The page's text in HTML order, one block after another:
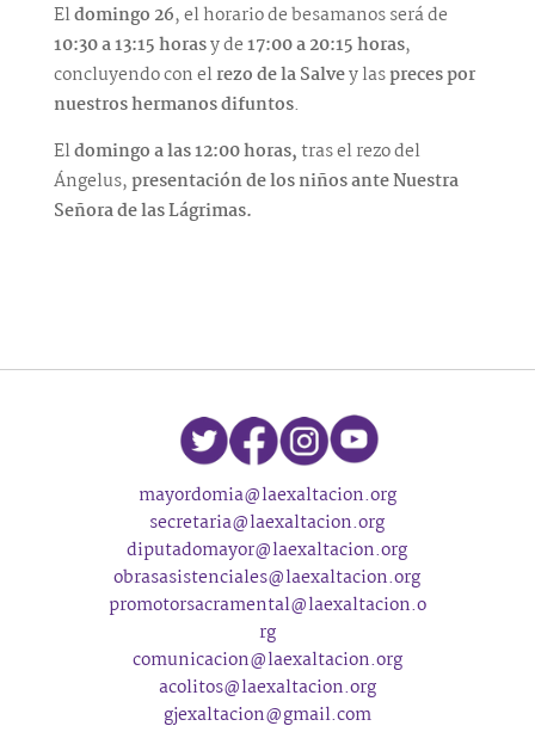
Eldomingo 26, el horario de besamanos será de
10:30 a 13:15 horasy de17:00 a 20:15 horas,
concluyendo con elrezo de la Salvey laspreces por
nuestros hermanos difuntos.
Eldomingo a las 12:00 horas,tras el rezo del
Ángelus, presentación de los niños ante Nuestra
Señora de las Lágrimas.
mayordomia@laexaltacion.org
secretaria@laexaltacion.org
diputadomayor@laexaltacion.org
obrasasistenciales@laexaltacion.org
promotorsacramental@laexaltacion.o
rg
comunicacion@laexaltacion.org
acolitos@laexaltacion.org
gjexaltacion@gmail.com